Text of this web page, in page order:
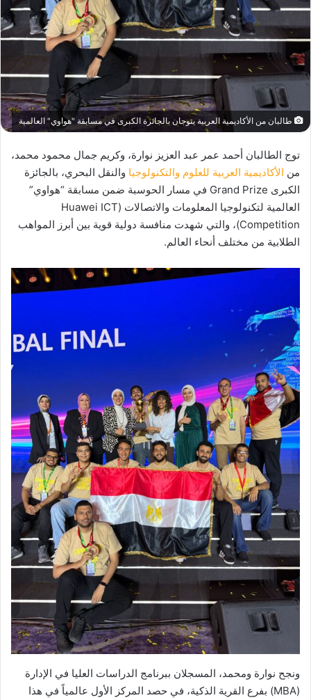
طالبان من الأكاديمية العربية يتوجان بالجائزة الكبرى في مسابقة "هواوي" العالمية
توج الطالبان أحمد عمر عبد العزيز نوارة، وكريم جمال محمود محمد،
من الأكاديمية العربية للعلوم والتكنولوجيا والنقل البحري، بالجائزة
الكبرى Grand Prize في مسار الحوسبة ضمن مسابقة “هواوي”
العالمية لتكنولوجيا المعلومات والاتصالات (Huawei ICT
Competition)، والتي شهدت منافسة دولية قوية بين أبرز المواهب
الطلابية من مختلف أنحاء العالم.
ونجح نوارة ومحمد، المسجلان ببرنامج الدراسات العليا في الإدارة
(MBA) بفرع القرية الذكية، في حصد المركز الأول عالمياً في هذا